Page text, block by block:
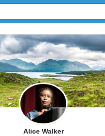
Alice Walker